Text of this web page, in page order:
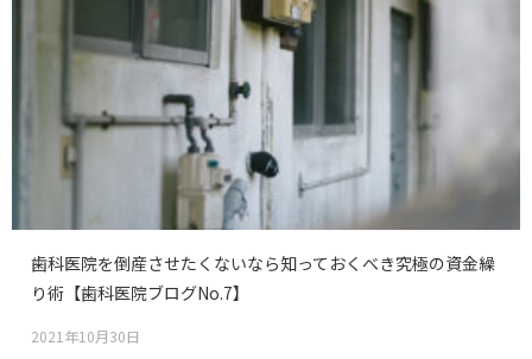
歯科医院を倒産させたくないなら知っておくべき究極の資金繰
り術【歯科医院ブログNo.7】
2021年10月30日